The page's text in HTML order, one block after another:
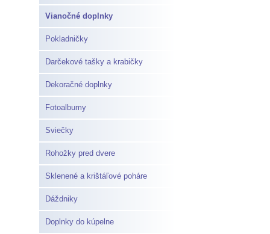
Vianočné doplnky
Pokladničky
Darčekové tašky a krabičky
Dekoračné doplnky
Fotoalbumy
Sviečky
Rohožky pred dvere
Sklenené a krištáľové poháre
Dáždniky
Doplnky do kúpelne